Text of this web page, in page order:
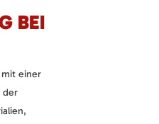
BEI
mit einer
der